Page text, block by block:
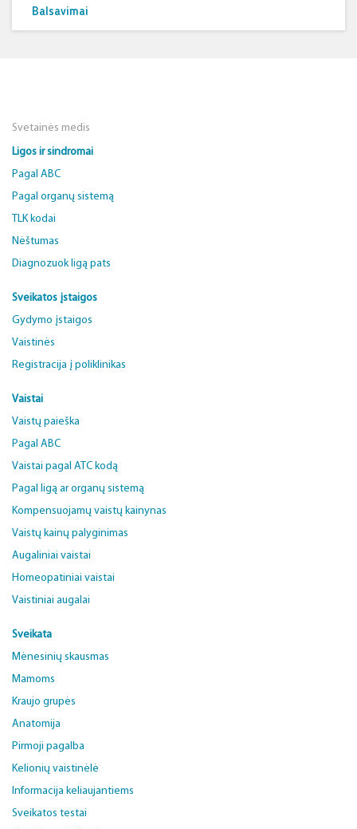
Balsavimai
Svetainės medis
Ligos ir sindromai
Pagal ABC
Pagal organų sistemą
TLK kodai
Nėštumas
Diagnozuok ligą pats
Sveikatos įstaigos
Gydymo įstaigos
Vaistinės
Registracija į poliklinikas
Vaistai
Vaistų paieška
Pagal ABC
Vaistai pagal ATC kodą
Pagal ligą ar organų sistemą
Kompensuojamų vaistų kainynas
Vaistų kainų palyginimas
Augaliniai vaistai
Homeopatiniai vaistai
Vaistiniai augalai
Sveikata
Mėnesinių skausmas
Mamoms
Kraujo grupės
Anatomija
Pirmoji pagalba
Kelionių vaistinėlė
Informacija keliaujantiems
Sveikatos testai